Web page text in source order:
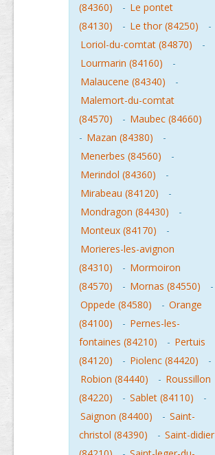
(84360)
- Le pontet
(84130)
- Le thor (84250)
-
Loriol-du-comtat (84870)
-
Lourmarin (84160)
-
Malaucene (84340)
-
Malemort-du-comtat
(84570)
- Maubec (84660)
- Mazan (84380)
-
Menerbes (84560)
-
Merindol (84360)
-
Mirabeau (84120)
-
Mondragon (84430)
-
Monteux (84170)
-
Morieres-les-avignon
(84310)
- Mormoiron
(84570)
- Mornas (84550)
-
Oppede (84580)
- Orange
(84100)
- Pernes-les-
fontaines (84210)
- Pertuis
(84120)
- Piolenc (84420)
-
Robion (84440)
- Roussillon
(84220)
- Sablet (84110)
-
Saignon (84400)
- Saint-
christol (84390)
- Saint-didier